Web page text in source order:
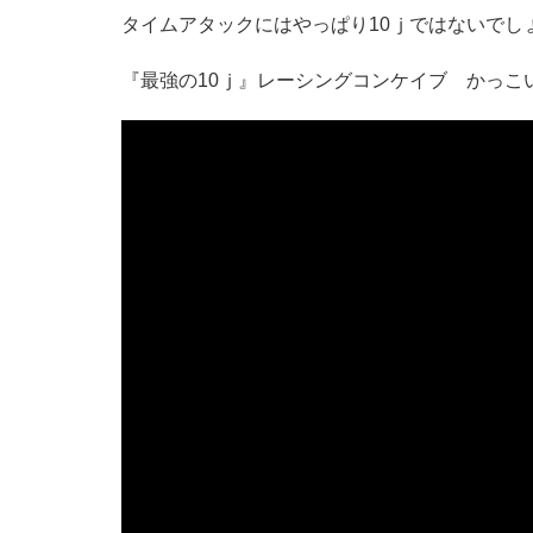
タイムアタックにはやっぱり10ｊではないでし
『最強の10ｊ』レーシングコンケイブ かっこ